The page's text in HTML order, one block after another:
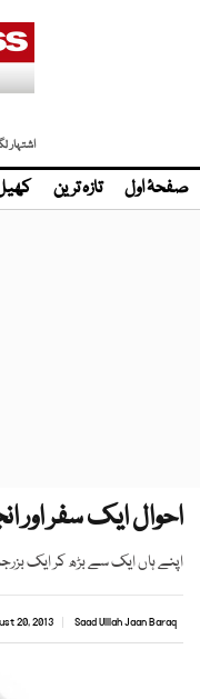
اشتہار
صفحۂ اول تازہ ترین
احوال ایک سفر اور
اپنے ہاں ایک سے بڑھ کر ایک
Saad Ulllah Jaan Baraq
20, 2013